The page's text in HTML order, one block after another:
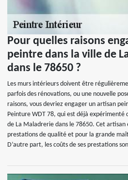
Pour quelles raisons
peintre dans la ville de
dans le 78650 ?
Les murs intérieurs doivent être
parfois des rénovations, ou une nouvelle
raisons, vous devriez engager un artisan
Peinture WDT 78, qui est déjà expérimenté
de La Maladrerie dans le 78650. Cet artisan
prestations de qualité et pour la grande
D’autre part, les coûts de ses prestations